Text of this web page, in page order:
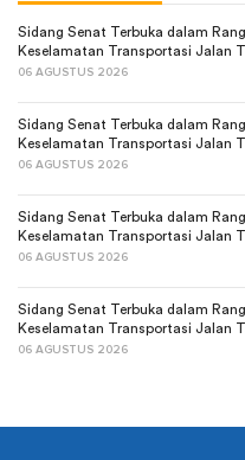
Sidang Senat Terbuka dalam
Keselamatan Transportasi Jalan
06 AGUSTUS 2026
Sidang Senat Terbuka dalam
Keselamatan Transportasi Jalan
06 AGUSTUS 2026
Sidang Senat Terbuka dalam
Keselamatan Transportasi Jalan
06 AGUSTUS 2026
Sidang Senat Terbuka dalam
Keselamatan Transportasi Jalan
06 AGUSTUS 2026